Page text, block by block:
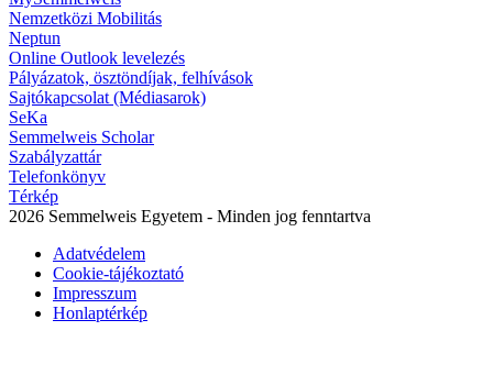
Nemzetközi Mobilitás
Neptun
Online Outlook levelezés
Pályázatok, ösztöndíjak, felhívások
Sajtókapcsolat (Médiasarok)
SeKa
Semmelweis Scholar
Szabályzattár
Telefonkönyv
Térkép
2026 Semmelweis Egyetem - Minden jog fenntartva
Adatvédelem
Cookie-tájékoztató
Impresszum
Honlaptérkép